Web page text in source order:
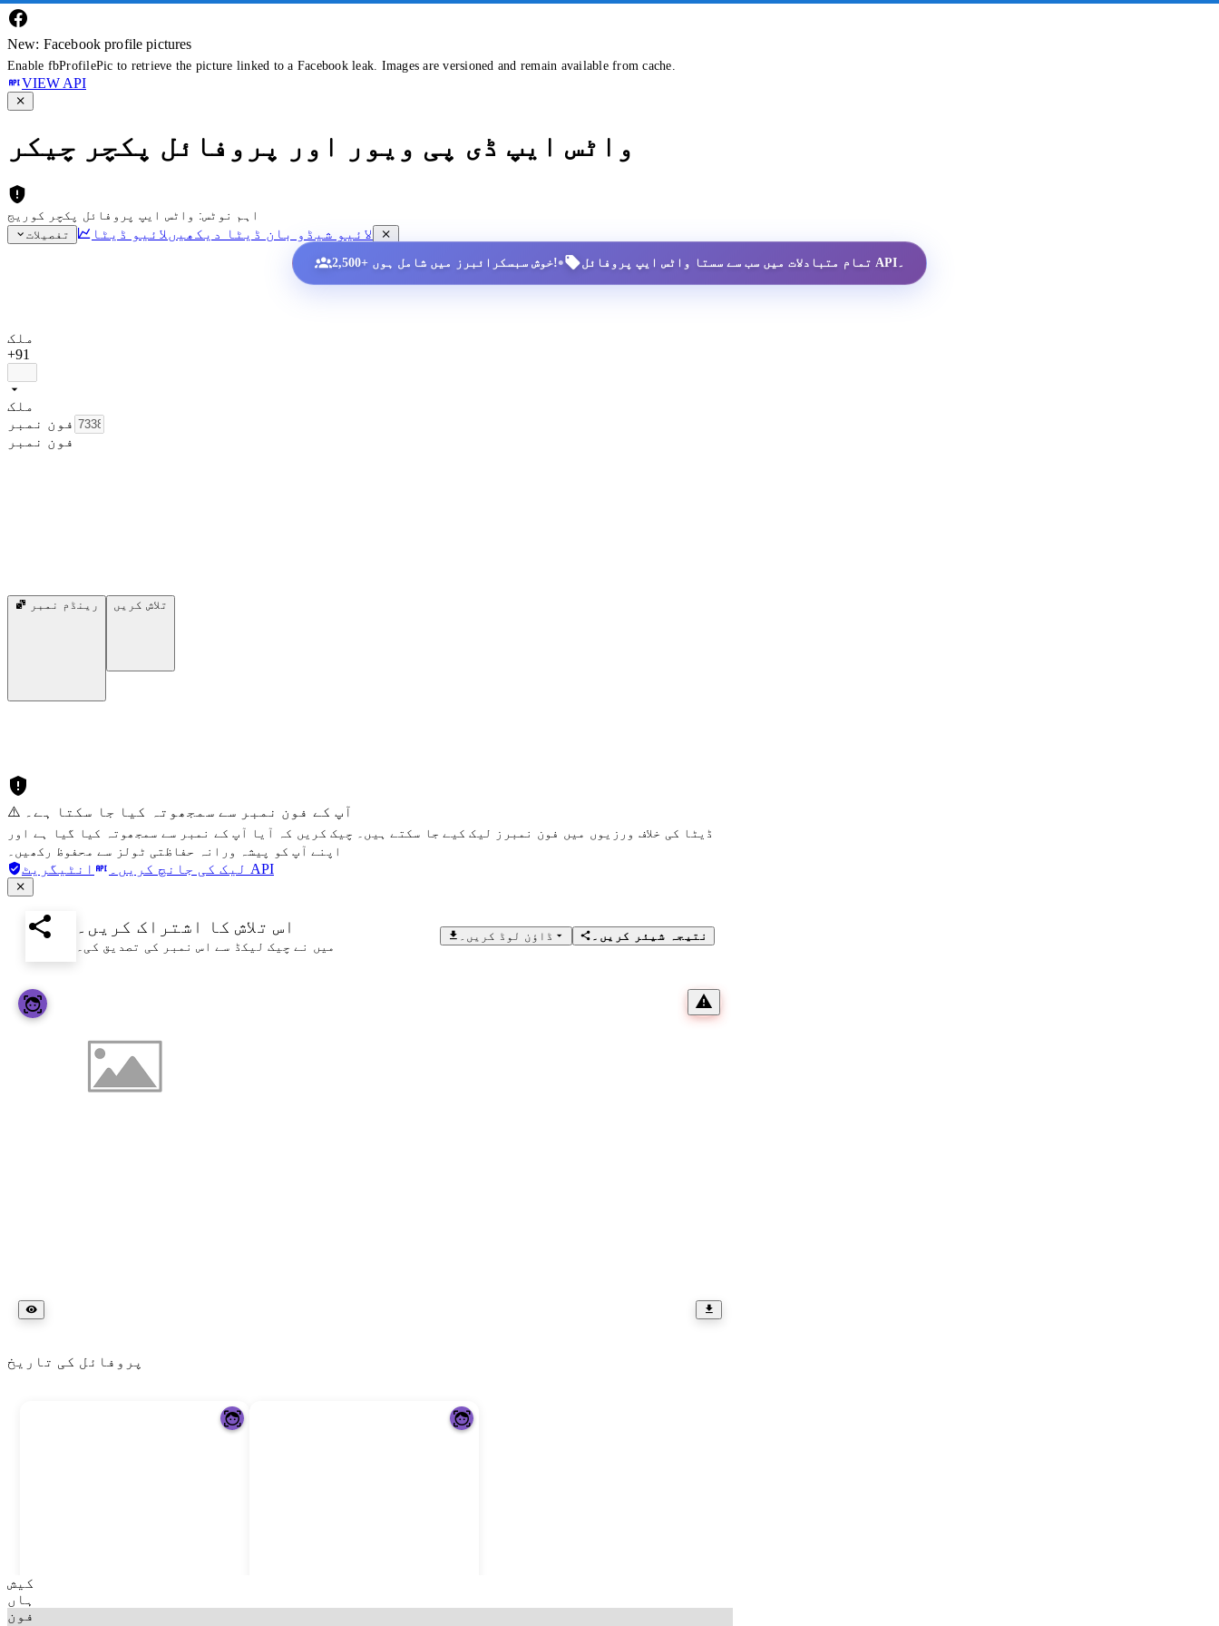
New: Facebook profile pictures
Enable fbProfilePic to retrieve the picture linked to a Facebook leak. Images are versioned and remain available from cache.
VIEW API
واٹس ایپ ڈی پی ویور اور پروفائل پکچر چیکر
اہم نوٹس: واٹس ایپ پروفائل پکچر کوریج
تفصیلات
لائیو شیڈو بان ڈیٹا دیکھیں لائیو ڈیٹا
2,500+ خوش سبسکرائبرز میں شامل ہوں!• تمام متبادلات میں سب سے سستا واٹس ایپ پروفائل API۔
ملک
+91
ملک
فون نمبر
فون نمبر
رینڈم نمبر تلاش کریں
⚠️ آپ کے فون نمبر سے سمجھوتہ کیا جا سکتا ہے۔
ڈیٹا کی خلاف ورزیوں میں فون نمبرز لیک کیے جا سکتے ہیں۔ چیک کریں کہ آیا آپ کے نمبر سے سمجھوتہ کیا گیا ہے اور
اپنے آپ کو پیشہ ورانہ حفاظتی ٹولز سے محفوظ رکھیں۔
لیک کی جانچ کریں۔ انٹیگریٹ API
اس تلاش کا اشتراک کریں۔
میں نے چیک لیکڈ سے اس نمبر کی تصدیق کی۔
ڈاؤن لوڈ کریں۔ نتیجہ شیئر کریں۔
پروفائل کی تاریخ
کیش
ہاں
فون